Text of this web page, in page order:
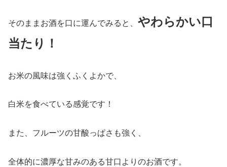
そのままお酒を口に運んでみると、 やわらかい口
当たり！
お米の風味は強くふくよかで、
白米を食べている感覚です！
また、フルーツの甘酸っぱさも強く、
全体的に濃厚な甘みのある甘口よりのお酒です。